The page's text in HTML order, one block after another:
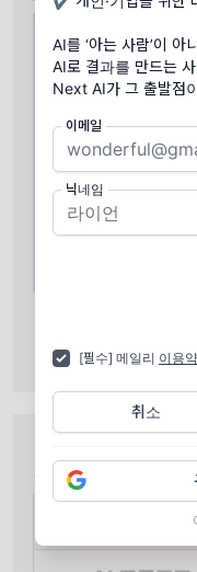
AI를 ‘아는 사람’이 아
AI로 결과를 만드는
Next AI가 그 출발점
이메일
닉네임
[필수] 메일리 이용
취소